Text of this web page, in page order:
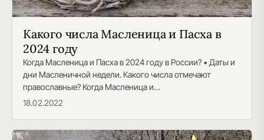
Какого числа Масленица и Пасха в
2024 году
Когда Масленица и Пасха в 2024 году в России? • Даты и
дни Масленичной недели. Какого числа отмечают
православные? Когда Масленица и…
18.02.2022